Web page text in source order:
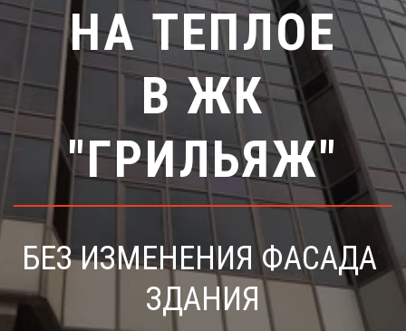
НА ТЕПЛОЕ
В ЖК
"ГРИЛЬЯЖ"
БЕЗ ИЗМЕНЕНИЯ ФАСАДА
ЗДАНИЯ